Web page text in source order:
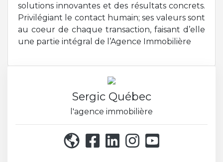
solutions innovantes et des résultats concrets.
Privilégiant le contact humain; ses valeurs sont
au coeur de chaque transaction, faisant d’elle
une partie intégral de l’Agence Immobilière
Sergic Québec
l'agence immobilière